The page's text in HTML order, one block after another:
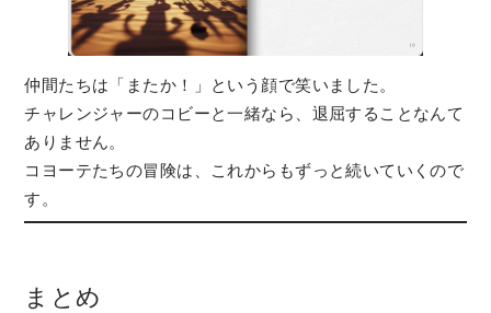
仲間たちは「またか！」という顔で笑いました。
チャレンジャーのコビーと一緒なら、退屈することなんて
ありません。
コヨーテたちの冒険は、これからもずっと続いていくので
す。
まとめ